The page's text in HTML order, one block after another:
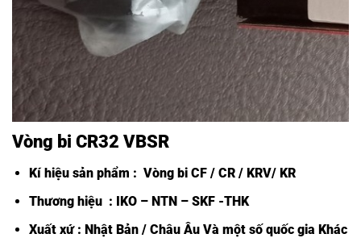
Vòng bi CR32 VBSR
Kí hiệu sản phẩm : Vòng bi CF / CR / KRV/ KR
Thương hiệu : IKO – NTN – SKF -THK
Xuất xứ : Nhật Bản / Châu Âu Và một số quốc gia Khác